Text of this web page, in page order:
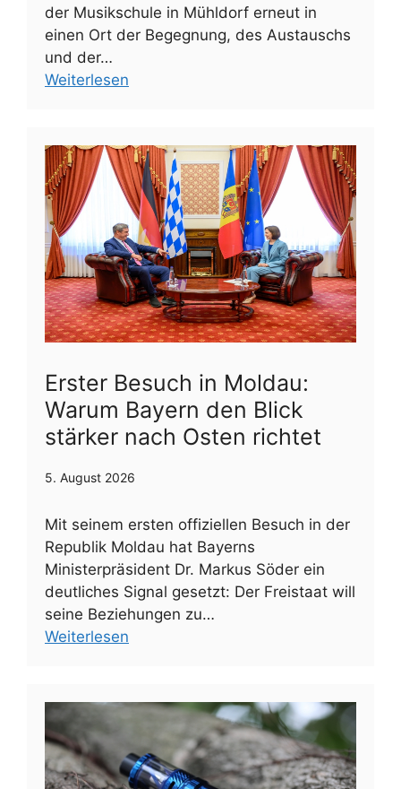
der Musikschule in Mühldorf erneut in
einen Ort der Begegnung, des Austauschs
und der…
Weiterlesen
Erster Besuch in Moldau:
Warum Bayern den Blick
stärker nach Osten richtet
5. August 2026
Mit seinem ersten offiziellen Besuch in der
Republik Moldau hat Bayerns
Ministerpräsident Dr. Markus Söder ein
deutliches Signal gesetzt: Der Freistaat will
seine Beziehungen zu…
Weiterlesen